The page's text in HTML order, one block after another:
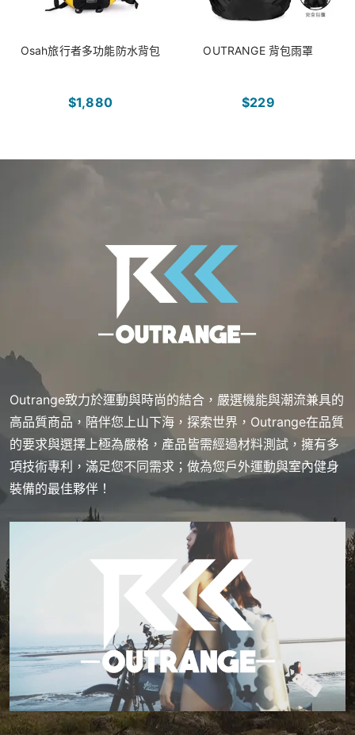
Osah旅行者多功能防水背包
$1,880
OUTRANGE 背包雨罩
$229
Outrange致力於運動與時尚的結合，嚴選機能與潮流兼具的
高品質商品，陪伴您上山下海，探索世界，Outrange在品質
的要求與選擇上極為嚴格，產品皆需經過材料測試，擁有多
項技術專利，滿足您不同需求；做為您戶外運動與室內健身
裝備的最佳夥伴！